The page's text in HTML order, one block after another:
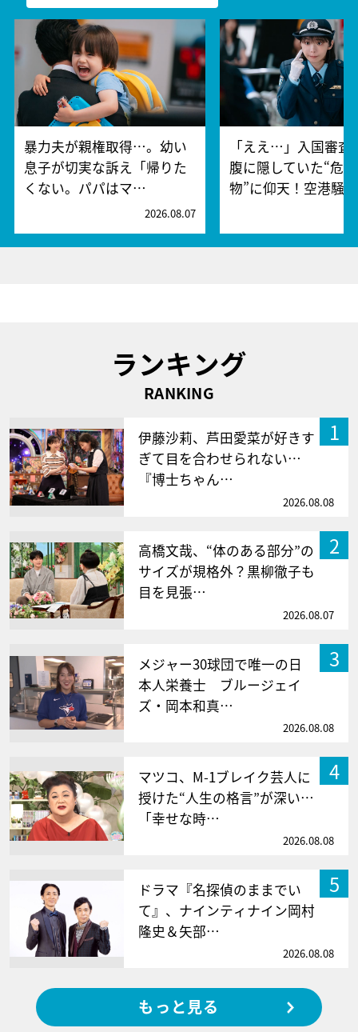
暴力夫が親権取得…。幼い
息子が切実な訴え「帰りた
くない。パパはマ…
2026.08.07
「ええ…」入国審査
腹に隠していた“危
物”に仰天！空港騒
ランキング
RANKING
1
伊藤沙莉、芦田愛菜が好きす
ぎて目を合わせられない…
『博士ちゃん…
2026.08.08
2
高橋文哉、“体のある部分”の
サイズが規格外？黒柳徹子も
目を見張…
2026.08.07
3
メジャー30球団で唯一の日
本人栄養士 ブルージェイ
ズ・岡本和真…
2026.08.08
4
マツコ、M-1ブレイク芸人に
授けた“人生の格言”が深い…
「幸せな時…
2026.08.08
5
ドラマ『名探偵のままでい
て』、ナインティナイン岡村
隆史＆矢部…
2026.08.08
もっと見る